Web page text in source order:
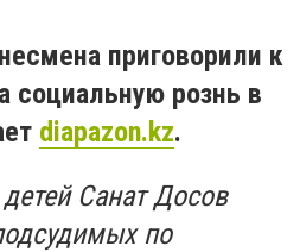
приговорили к
социальную рознь в
diapazon.kz.
Санат Досов
по